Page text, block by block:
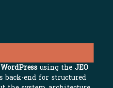
WordPressusing theJEO
back-end for structured